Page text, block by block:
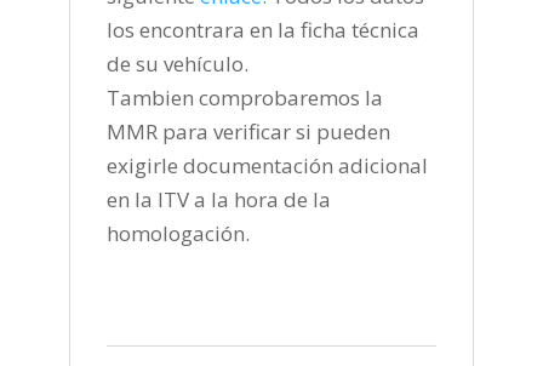
los encontrara en la ficha técnica
de su vehículo.
Tambien comprobaremos la
MMR para verificar si pueden
exigirle documentación adicional
en la ITV a la hora de la
homologación.